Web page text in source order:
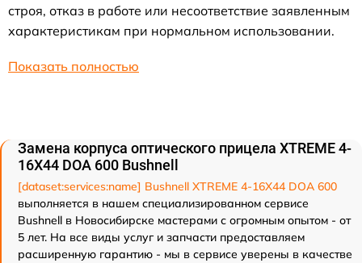
строя, отказ в работе или несоответствие заявленным
характеристикам при нормальном использовании.
Показать полностью
Замена корпуса оптического прицела XTREME 4-
16X44 DOA 600 Bushnell
[dataset:services:name] Bushnell XTREME 4-16X44 DOA 600
выполняется в нашем специализированном сервисе
Bushnell в Новосибирске мастерами с огромным опытом - от
5 лет. На все виды услуг и запчасти предоставляем
расширенную гарантию - мы в сервисе уверены в качестве